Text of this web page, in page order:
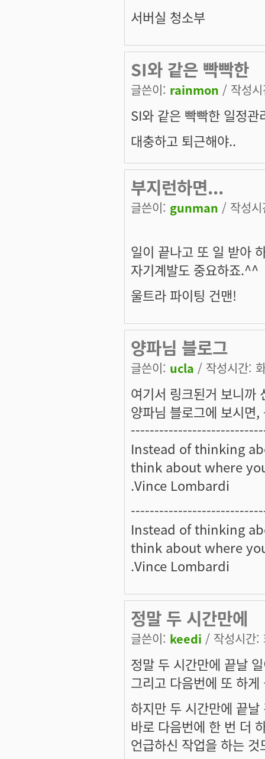
서버실 청소부
SI와 같은 빡빡한
글쓴이: rainmon / 작성
SI와 같은 빡빡한 일정
대충하고 퇴근해야..
부지런하면...
글쓴이: gunman / 작성
일이 끝나고 또 일 받아
자기계발도 중요하죠.^^
울트라 파이팅 건맨!
양파님 블로그
글쓴이: ucla / 작성시간:
여기서 링크된거 보니까
양파님 블로그에 보시면
Instead of thinking
think about where
.Vince Lombardi
Instead of thinking
think about where
.Vince Lombardi
정말 두 시간만에
글쓴이: keedi / 작성시간
정말 두 시간만에 끝날
그리고 다음번에 또 하
하지만 두 시간만에 끝
바로 다음번에 한 번 더
언급하신 작업을 하는